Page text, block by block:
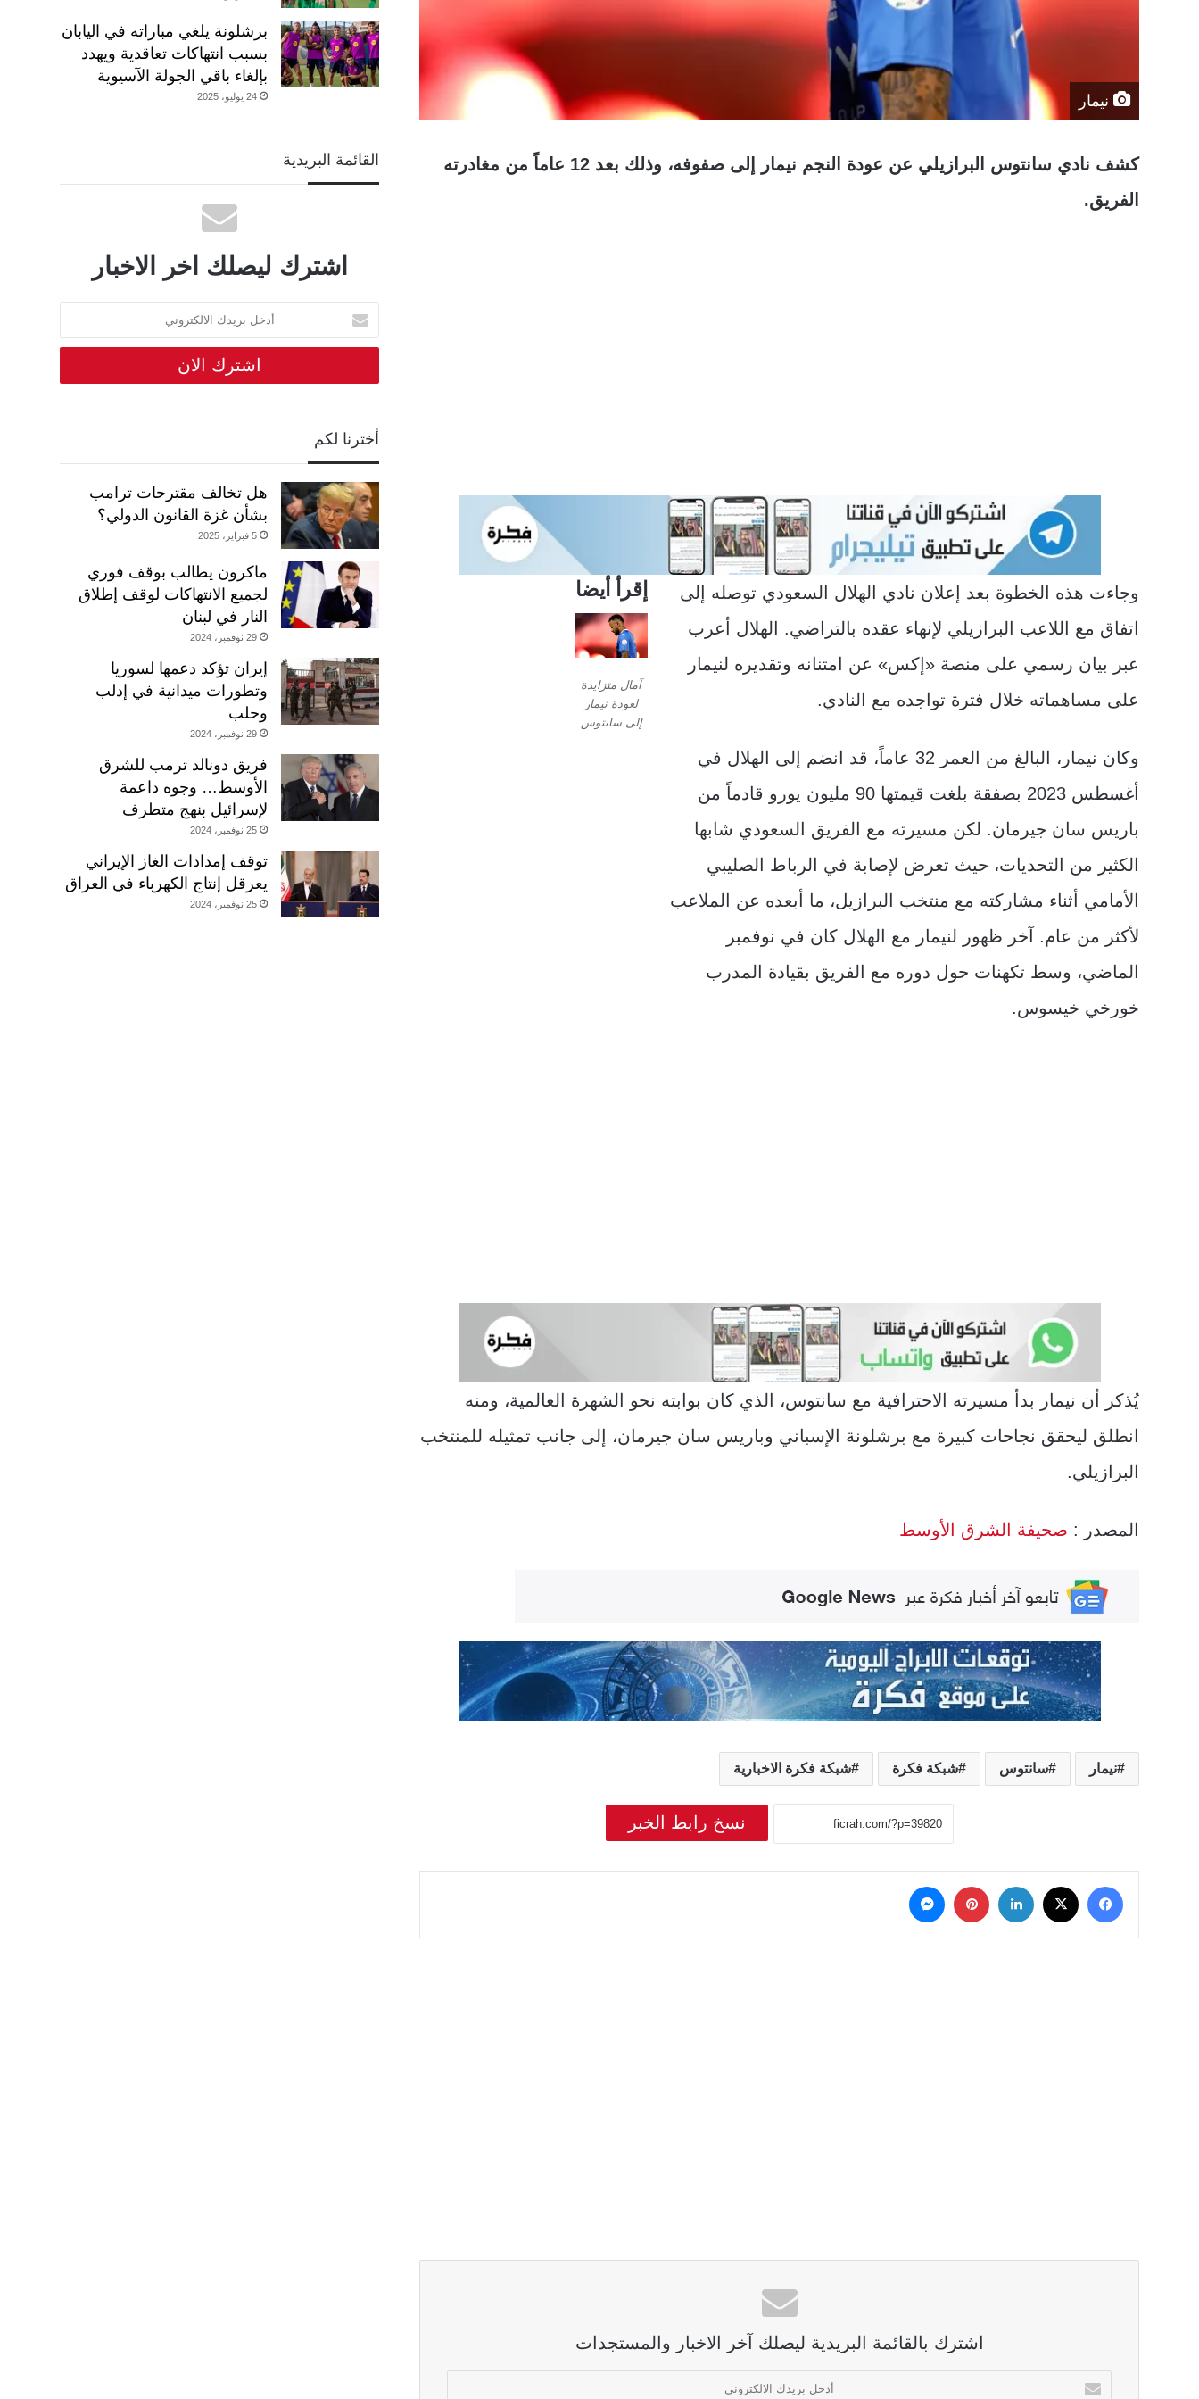
نيمار
كشف نادي سانتوس البرازيلي عن عودة النجم نيمار إلى صفوفه، وذلك بعد 12 عاماً من مغادرته
الفريق.
وجاءت هذه الخطوة بعد إعلان نادي الهلال السعودي توصله إلى
اتفاق مع اللاعب البرازيلي لإنهاء عقده بالتراضي. الهلال أعرب
عبر بيان رسمي على منصة «إكس» عن امتنانه وتقديره لنيمار
على مساهماته خلال فترة تواجده مع النادي.
وكان نيمار، البالغ من العمر 32 عاماً، قد انضم إلى الهلال في
أغسطس 2023 بصفقة بلغت قيمتها 90 مليون يورو قادماً من
باريس سان جيرمان. لكن مسيرته مع الفريق السعودي شابها
الكثير من التحديات، حيث تعرض لإصابة في الرباط الصليبي
الأمامي أثناء مشاركته مع منتخب البرازيل، ما أبعده عن الملاعب
لأكثر من عام. آخر ظهور لنيمار مع الهلال كان في نوفمبر
الماضي، وسط تكهنات حول دوره مع الفريق بقيادة المدرب
خورخي خيسوس.
إقرأ أيضا
آمال متزايدة
لعودة نيمار
إلى سانتوس
يُذكر أن نيمار بدأ مسيرته الاحترافية مع سانتوس، الذي كان بوابته نحو الشهرة العالمية، ومنه
انطلق ليحقق نجاحات كبيرة مع برشلونة الإسباني وباريس سان جيرمان، إلى جانب تمثيله للمنتخب
البرازيلي.
المصدر : صحيفة الشرق الأوسط
نيمار سانتوس شبكة فكرة شبكة فكرة الاخبارية
نسخ رابط الخبر
فيسبوك لينكدإن بينتيريست
اشترك بالقائمة البريدية ليصلك آخر الاخبار والمستجدات
أدخل
برشلونة يلغي مباراته في اليابان
بسبب انتهاكات تعاقدية ويهدد
بإلغاء باقي الجولة الآسيوية
24 يوليو، 2025
القائمة البريدية
اشترك ليصلك اخر الاخبار
أدخل
بريدك
الالكتروني
أخترنا لكم
هل تخالف مقترحات ترامب
بشأن غزة القانون الدولي؟
5 فبراير، 2025
ماكرون يطالب بوقف فوري
لجميع الانتهاكات لوقف إطلاق
النار في لبنان
29 نوفمبر، 2024
إيران تؤكد دعمها لسوريا
وتطورات ميدانية في إدلب
وحلب
29 نوفمبر، 2024
فريق دونالد ترمب للشرق
الأوسط… وجوه داعمة
لإسرائيل بنهج متطرف
25 نوفمبر، 2024
توقف إمدادات الغاز الإيراني
يعرقل إنتاج الكهرباء في العراق
25 نوفمبر، 2024